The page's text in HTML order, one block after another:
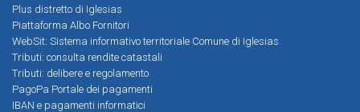
Plus distretto di Iglesias
Piattaforma Albo Fornitori
WebSit: Sistema informativo territoriale Comune di Iglesias
Tributi: consulta rendite catastali
Tributi: delibere e regolamento
PagoPa Portale dei pagamenti
IBAN e pagamenti informatici